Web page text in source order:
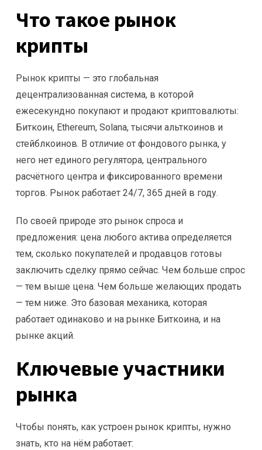
Что такое рынок
крипты
Рынок крипты — это глобальная
децентрализованная система, в которой
ежесекундно покупают и продают криптовалюты:
Биткоин, Ethereum, Solana, тысячи альткоинов и
стейблкоинов. В отличие от фондового рынка, у
него нет единого регулятора, центрального
расчётного центра и фиксированного времени
торгов. Рынок работает 24/7, 365 дней в году.
По своей природе это рынок спроса и
предложения: цена любого актива определяется
тем, сколько покупателей и продавцов готовы
заключить сделку прямо сейчас. Чем больше спрос
— тем выше цена. Чем больше желающих продать
— тем ниже. Это базовая механика, которая
работает одинаково и на рынке Биткоина, и на
рынке акций.
Ключевые участники
рынка
Чтобы понять, как устроен рынок крипты, нужно
знать, кто на нём работает: